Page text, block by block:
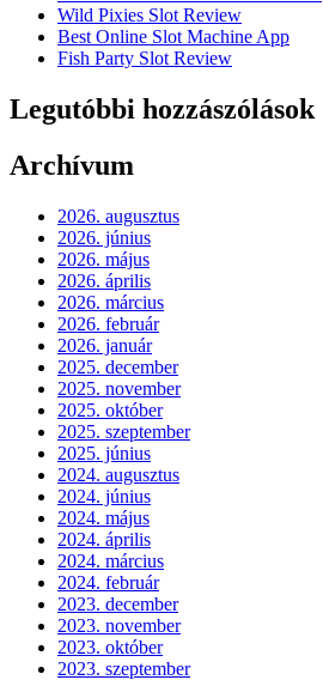
Wild Pixies Slot Review
Best Online Slot Machine App
Fish Party Slot Review
Legutóbbi hozzászólások
Archívum
2026. augusztus
2026. június
2026. május
2026. április
2026. március
2026. február
2026. január
2025. december
2025. november
2025. október
2025. szeptember
2025. június
2024. augusztus
2024. június
2024. május
2024. április
2024. március
2024. február
2023. december
2023. november
2023. október
2023. szeptember